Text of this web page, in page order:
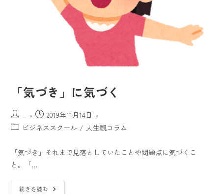
「気づき」に気づく
2019年11月14日
ビジネススクール / 人生観コラム
「気づき」それまで見落としていたことや問題点に気づくこ
と。「…
続きを読む